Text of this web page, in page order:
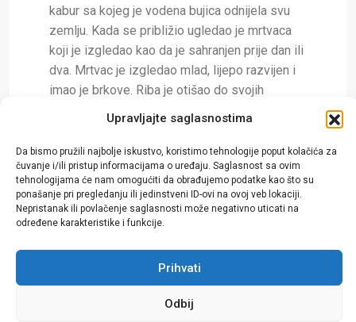
Upravljajte saglasnostima
Da bismo pružili najbolje iskustvo, koristimo tehnologije poput kolačića za
čuvanje i/ili pristup informacijama o uređaju. Saglasnost sa ovim
tehnologijama će nam omogućiti da obrađujemo podatke kao što su
ponašanje pri pregledanju ili jedinstveni ID-ovi na ovoj veb lokaciji.
Nepristanak ili povlačenje saglasnosti može negativno uticati na
određene karakteristike i funkcije.
Prihvati
Odbij
kabur sa kojeg je vodena bujica odnijela svu
zemlju. Kada se približio ugledao je mrtvaca
koji je izgledao kao da je sahranjen prije dan ili
dva. Mrtvac je izgledao mlad, lijepo razvijen i
imao je brkove. Riba je otišao do svojih
komšija i saopćio im šta je vidio. Sutradan su
svi otišli do Svatovskog greblja da propisno
ukopaju mrtvaca, međutim kada su stigli na
lokaciju Svatovskog greblja mrtvaca nisu našli.
Riba Okić se, kako je zabilježio Bilježnik,
zaklinjao da je govorio istinu. Bilježnik
Kasumović, nadalje neodređeno navodi da su
nišani stari 150-200 godina; pri tome,
poznavajući naraciju Bilježnika, zapažam da su
spomenute godine Bilježnikov znak za starinu.
Smatram da je greblje znatno starijeg datuma i